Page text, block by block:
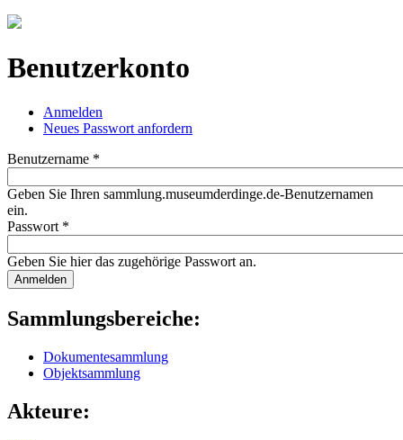
Jump to navigation
Benutzerkonto
Haupt-Reiter
Anmelden
Neues Passwort anfordern
Benutzername *
Geben Sie Ihren sammlung.museumderdinge.de-Benutzernamen
ein.
Passwort *
Geben Sie hier das zugehörige Passwort an.
Sammlungsbereiche:
Dokumentesammlung
Objektsammlung
Akteure: